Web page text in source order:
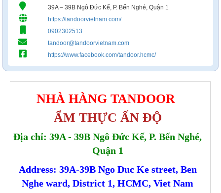
39A – 39B Ngô Đức Kế, P. Bến Nghé, Quận 1
https://tandoorvietnam.com/
0902302513
tandoor@tandoorvietnam.com
https://www.facebook.com/tandoor.hcmc/
NHÀ HÀNG TANDOOR
ẨM THỰC ẤN ĐỘ
Địa chỉ: 39A - 39B Ngô Đức Kế, P. Bến Nghé,
Quận 1
Address: 39A-39B Ngo Duc Ke street, Ben
Nghe ward, District 1, HCMC, Viet Nam